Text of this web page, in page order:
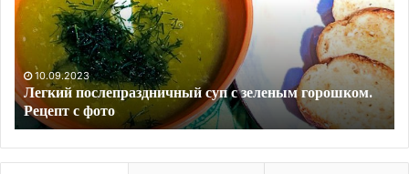
луком
казане.
Рецепт
с
фото
10.09.2023
Ребра косули, тушенные с луком в казане. Рецепт с
фото
и
с